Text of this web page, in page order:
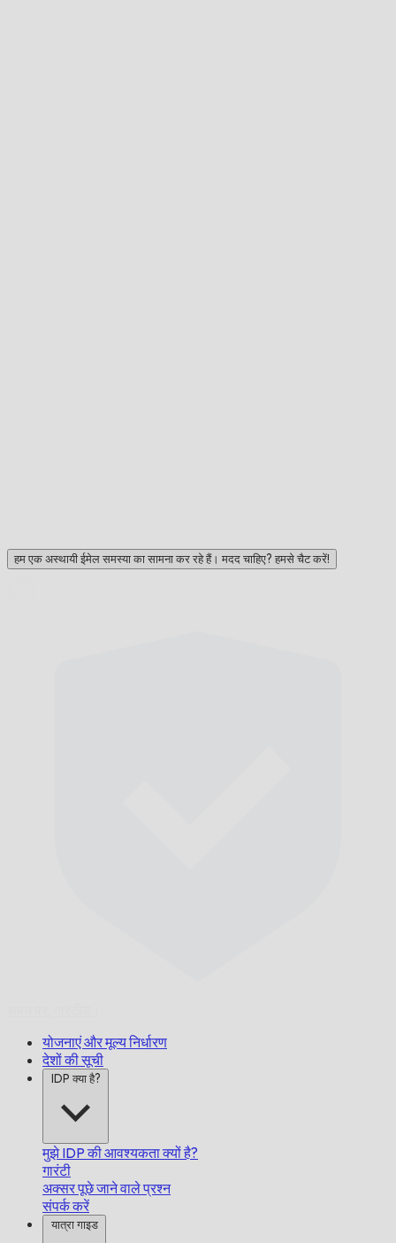
हम एक अस्थायी ईमेल समस्या का सामना कर रहे हैं। मदद चाहिए? हमसे चैट करें!
योजनाएं और मूल्य निर्धारण
देशों की सूची
IDP क्या है?
मुझे IDP की आवश्यकता क्यों है?
गारंटी
अक्सर पूछे जाने वाले प्रश्न
संपर्क करें
यात्रा गाइड